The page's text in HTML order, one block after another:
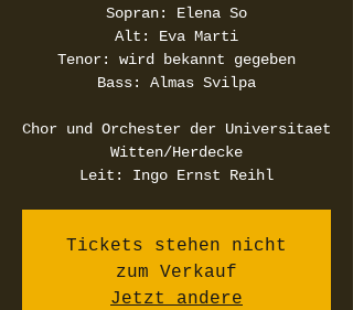
Sopran: Elena So
Alt: Eva Marti
Tenor: wird bekannt gegeben
Bass: Almas Svilpa
Chor und Orchester der Universitaet
Witten/Herdecke
Leit: Ingo Ernst Reihl
Tickets stehen nicht
zum Verkauf
Jetzt andere